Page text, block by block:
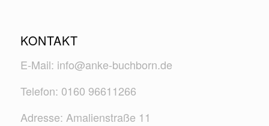
KONTAKT
E-Mail: info@anke-buchborn.de
Telefon: 0160 96611266
Adresse: Amalienstraße 11